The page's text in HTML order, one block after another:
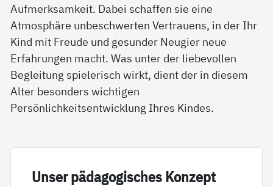
Aufmerksamkeit. Dabei schaffen sie eine
Atmosphäre unbeschwerten Vertrauens, in der Ihr
Kind mit Freude und gesunder Neugier neue
Erfahrungen macht. Was unter der liebevollen
Begleitung spielerisch wirkt, dient der in diesem
Alter besonders wichtigen
Persönlichkeitsentwicklung Ihres Kindes.
Un­ser päda­go­gi­sches Kon­zept